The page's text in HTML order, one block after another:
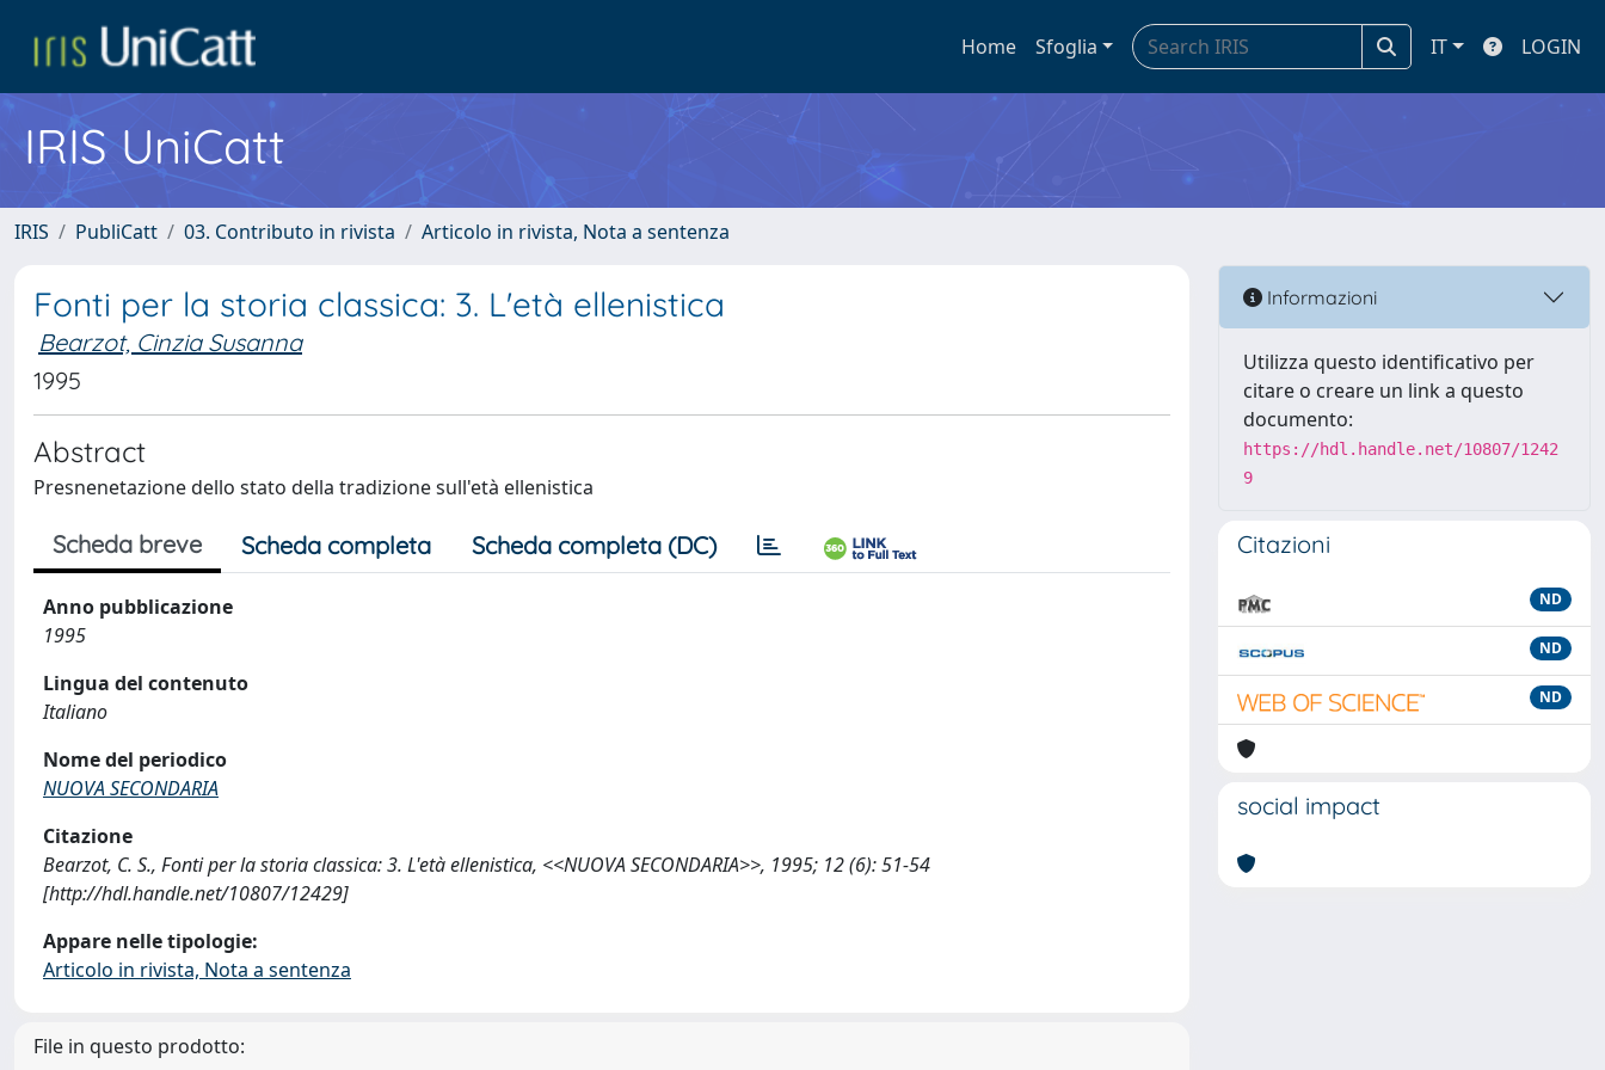
Home Sfoglia IT LOGIN
IRIS UniCatt
IRIS PubliCatt 03. Contributo in rivista Articolo in rivista, Nota a sentenza
Fonti per la storia classica: 3. L'età ellenistica
Bearzot, Cinzia Susanna
1995
Abstract
Presnenetazione dello stato della tradizione sull'età ellenistica
Scheda breve Scheda completa Scheda completa (DC)
Anno pubblicazione
1995
Lingua del contenuto
Italiano
Nome del periodico
NUOVA SECONDARIA
Citazione
Bearzot, C. S., Fonti per la storia classica: 3. L'età ellenistica, <<NUOVA SECONDARIA>>, 1995; 12 (6): 51-54
[http://hdl.handle.net/10807/12429]
Appare nelle tipologie:
Articolo in rivista, Nota a sentenza
File in questo prodotto:
Informazioni
Utilizza questo identificativo per
citare o creare un link a questo
documento:
https://hdl.handle.net/10807/1242
9
Citazioni
ND
ND
ND
social impact